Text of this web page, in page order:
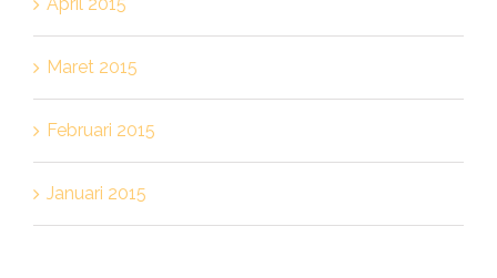
Maret 2015
Februari 2015
Januari 2015